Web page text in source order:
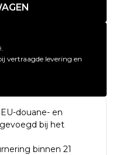
vertraagde levering en
douane- en
bij het
binnen 21